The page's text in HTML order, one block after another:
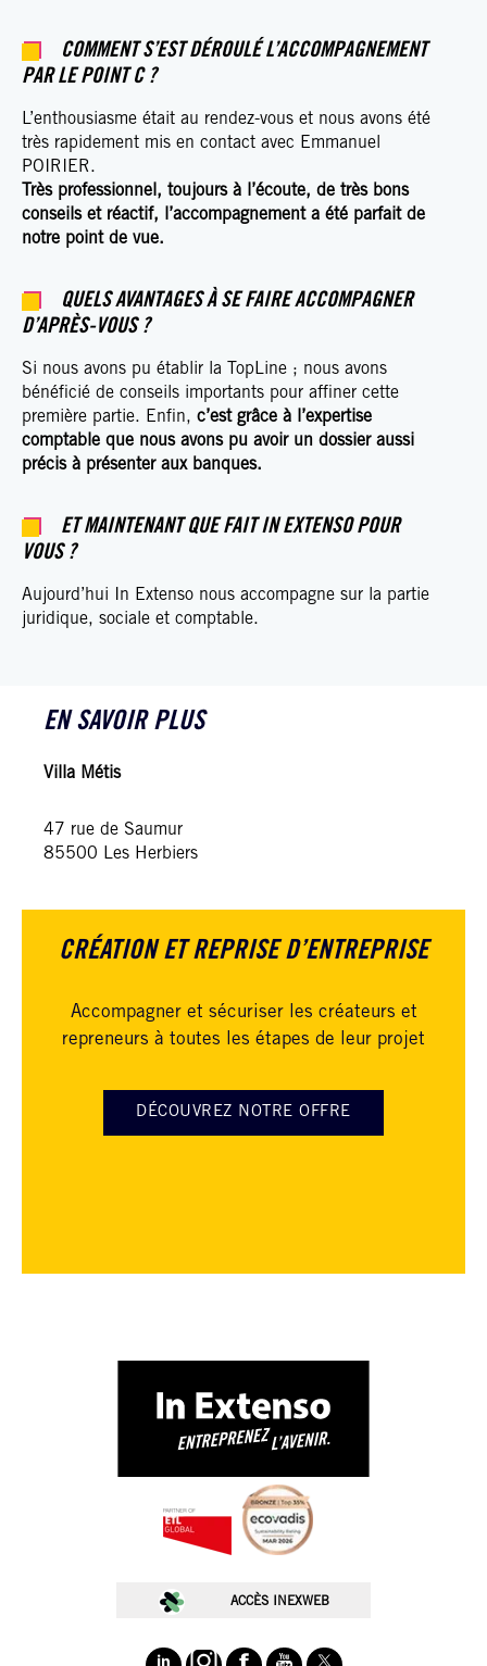
COMMENT S’EST DÉROULÉ L’ACCOMPAGNEMENT
PAR LE POINT C ?
L’enthousiasme était au rendez-vous et nous avons été
très rapidement mis en contact avec Emmanuel
POIRIER.
Très professionnel, toujours à l’écoute, de très bons
conseils et réactif, l’accompagnement a été parfait de
notre point de vue.
QUELS AVANTAGES À SE FAIRE ACCOMPAGNER
D’APRÈS-VOUS ?
Si nous avons pu établir la TopLine ; nous avons
bénéficié de conseils importants pour affiner cette
première partie. Enfin, c’est grâce à l’expertise
comptable que nous avons pu avoir un dossier aussi
précis à présenter aux banques.
ET MAINTENANT QUE FAIT IN EXTENSO POUR
VOUS ?
Aujourd’hui In Extenso nous accompagne sur la partie
juridique, sociale et comptable.
EN SAVOIR PLUS
Villa Métis
47 rue de Saumur
85500 Les Herbiers
CRÉATION ET REPRISE D’ENTREPRISE
Accompagner et sécuriser les créateurs et
repreneurs à toutes les étapes de leur projet
DÉCOUVREZ NOTRE OFFRE
ACCÈS INEXWEB
🚀 Choisissez.
Chez In Extenso, on ne vous sert pas des cookies juste pour le
d’optimiser votre expérience, et de vous proposer des contenus taillés